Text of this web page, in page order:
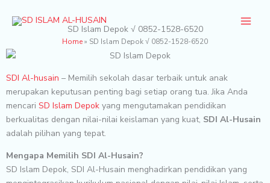
SD Islam Depok √ 0852-1528-6520
Home» SD Islam Depok √ 0852-1528-6520
SDI Al-husain – Memilih sekolah dasar terbaik untuk anak
merupakan keputusan penting bagi setiap orang tua. Jika Anda
mencari SD Islam Depok yang mengutamakan pendidikan
berkualitas dengan nilai-nilai keislaman yang kuat, SDI Al-Husain
adalah pilihan yang tepat.
Mengapa Memilih SDI Al-Husain?
SD Islam Depok, SDI Al-Husain menghadirkan pendidikan yang